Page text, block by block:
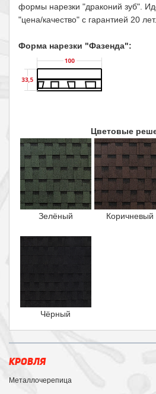
формы нарезки "драконий зуб".
"цена/качество" с гарантией 20 лет.
Форма нарезки "Фазенда":
Цветовые
Зелёный Коричневый
Чёрный
КРОВЛЯ
Металлочерепица